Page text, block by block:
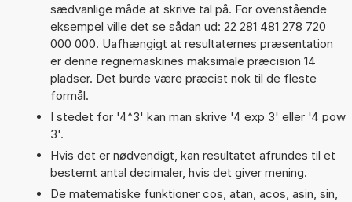
sædvanlige måde at skrive tal på. For ovenstående
eksempel ville det se sådan ud: 22 281 481 278 720
000 000. Uafhængigt at resultaternes præsentation
er denne regnemaskines maksimale præcision 14
pladser. Det burde være præcist nok til de fleste
formål.
I stedet for '4^3' kan man skrive '4 exp 3' eller '4 pow
3'.
Hvis det er nødvendigt, kan resultatet afrundes til et
bestemt antal decimaler, hvis det giver mening.
De matematiske funktioner cos, atan, acos, asin, sin,